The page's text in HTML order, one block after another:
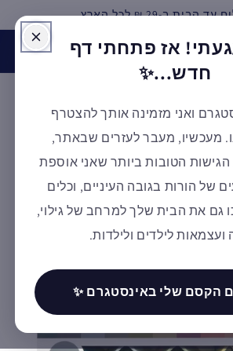
ב-29 ₪ לכל הארץ
חזר לפעילות! בואו לעקוב אחרינו
השראה ✨ למעבר לעמוד
דילוג
אז פתחתי דף
חדש...✨
ואני מזמינה אותך להצטרף
מעכשיו, מעבר לעזרים שבאתר,
הטובות ביותר שאני אוספת
של הורות בגובה העיניים, וכלים
גם את הבית שלך למרחב של גילוי,
ועצמאות לילדים ולילדות.
הקסם שלי באינסטגרם ✨